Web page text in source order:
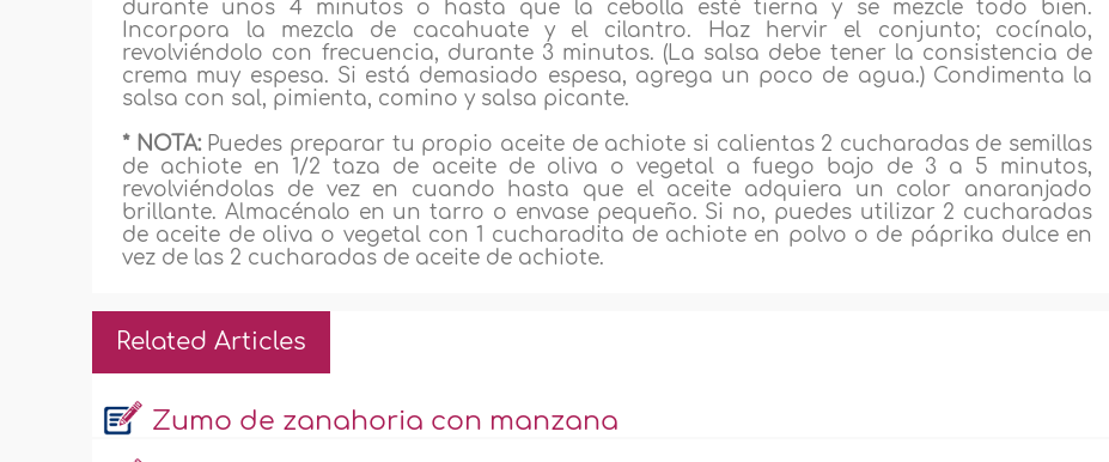
durante unos 4 minutos o hasta que la cebolla esté tierna y se mezcle todo bien.
Incorpora la mezcla de cacahuate y el cilantro. Haz hervir el conjunto; cocínalo,
revolviéndolo con frecuencia, durante 3 minutos. (La salsa debe tener la consistencia de
crema muy espesa. Si está demasiado espesa, agrega un poco de agua.) Condimenta la
salsa con sal, pimienta, comino y salsa picante.
* NOTA:Puedes preparar tu propio aceite de achiote si calientas 2 cucharadas de semillas
de achiote en 1/2 taza de aceite de oliva o vegetal a fuego bajo de 3 a 5 minutos,
revolviéndolas de vez en cuando hasta que el aceite adquiera un color anaranjado
brillante. Almacénalo en un tarro o envase pequeño. Si no, puedes utilizar 2 cucharadas
de aceite de oliva o vegetal con 1 cucharadita de achiote en polvo o de páprika dulce en
vez de las 2 cucharadas de aceite de achiote.
Related Articles
Zumo de zanahoria con manzana